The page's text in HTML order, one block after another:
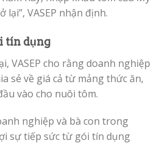
VASEP nhận định.
tín dụng
VASEP cho rằng doanh nghiệp
sẻ về giá cả từ mảng thức ăn,
vào cho nuôi tôm.
nghiệp và bà con trong
sự tiếp sức từ gói tín dụng